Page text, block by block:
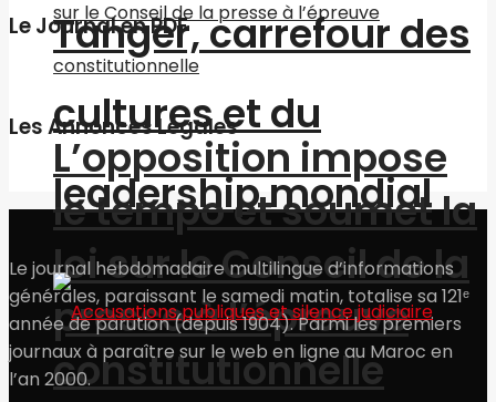
L’opposition impose
le tempo et soumet la
loi sur le Conseil de la
presse à l’épreuve
constitutionnelle
Tanger, carrefour des
cultures et du
leadership mondial
Le Journal en PDF
Les Annonces Légales
Le journal hebdomadaire multilingue d’informations
générales, paraissant le samedi matin, totalise sa 121ᵉ
année de parution (depuis 1904). Parmi les premiers
journaux à paraître sur le web en ligne au Maroc en
l’an 2000.